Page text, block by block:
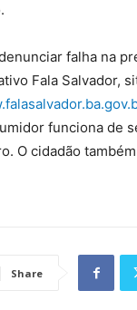
falha na
Fala Salvador,
funciona de
O cidadão
Share